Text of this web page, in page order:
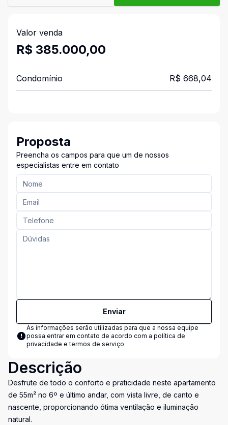
Valor venda
R$ 385.000,00
Condomínio R$ 668,04
Proposta
Preencha os campos para que um de nossos
especialistas entre em contato
Enviar
As informações serão utilizadas para que a nossa equipe
possa entrar em contato de acordo com a política de
privacidade e termos de serviço
Descrição
Desfrute de todo o conforto e praticidade neste apartamento
de 55m² no 6º e último andar, com vista livre, de canto e
nascente, proporcionando ótima ventilação e iluminação
natural.